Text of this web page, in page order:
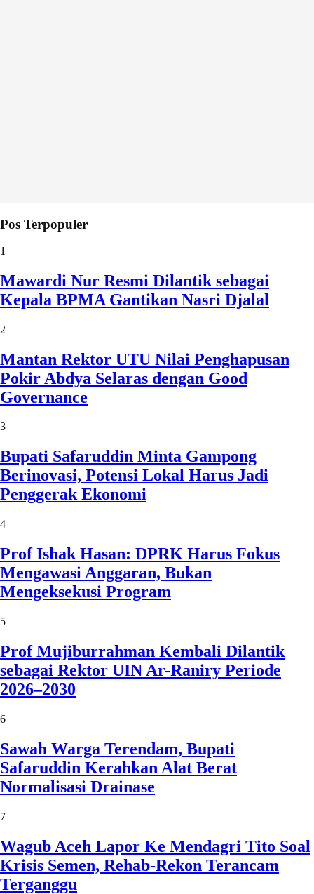
Pos Terpopuler
1
Mawardi Nur Resmi Dilantik sebagai
Kepala BPMA Gantikan Nasri Djalal
2
Mantan Rektor UTU Nilai Penghapusan
Pokir Abdya Selaras dengan Good
Governance
3
Bupati Safaruddin Minta Gampong
Berinovasi, Potensi Lokal Harus Jadi
Penggerak Ekonomi
4
Prof Ishak Hasan: DPRK Harus Fokus
Mengawasi Anggaran, Bukan
Mengeksekusi Program
5
Prof Mujiburrahman Kembali Dilantik
sebagai Rektor UIN Ar-Raniry Periode
2026–2030
6
Sawah Warga Terendam, Bupati
Safaruddin Kerahkan Alat Berat
Normalisasi Drainase
7
Wagub Aceh Lapor Ke Mendagri Tito Soal
Krisis Semen, Rehab-Rekon Terancam
Terganggu